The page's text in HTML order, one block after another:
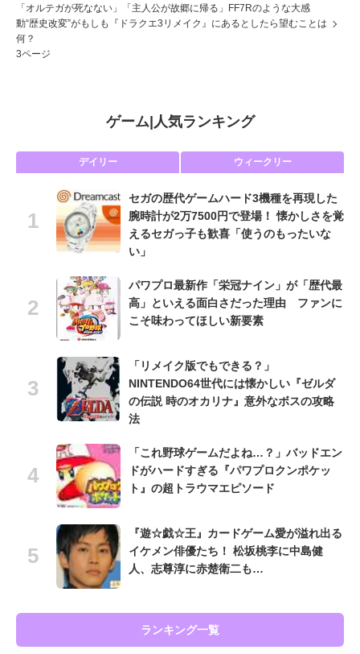
「オルテガが死なない」「主人公が故郷に帰る」FF7Rのような大感
動“歴史改変”がもしも『ドラクエ3リメイク』にあるとしたら望むことは
何？
3ページ
ゲーム| 人気ランキング
デイリー ウィークリー
セガの歴代ゲームハード3機種を再現した
腕時計が2万7500円で登場！ 懐かしさを覚
えるセガっ子も歓喜「使うのもったいな
い」
パワプロ最新作「栄冠ナイン」が「歴代最
高」といえる面白さだった理由 ファンに
こそ味わってほしい新要素
「リメイク版でもできる？」
NINTENDO64世代には懐かしい『ゼルダ
の伝説 時のオカリナ』意外なボスの攻略
法
「これ野球ゲームだよね…？」バッドエン
ドがハードすぎる『パワプロクンポケッ
ト』の超トラウマエピソード
『遊☆戯☆王』カードゲーム愛が溢れ出る
イケメン俳優たち！ 松坂桃李に中島健
人、志尊淳に赤楚衛二も…
ランキング一覧